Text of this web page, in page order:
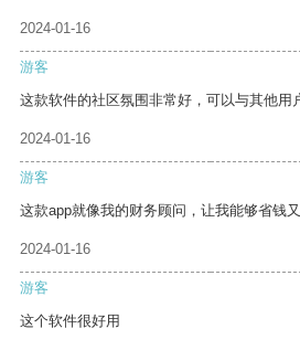
2024-01-16
游客
这款软件的社区氛围非常好，可以与其他用
2024-01-16
游客
这款app就像我的财务顾问，让我能够省钱又
2024-01-16
游客
这个软件很好用